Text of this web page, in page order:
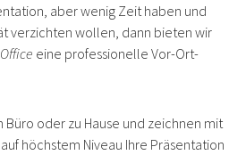
aber wenig Zeit haben und
verzichten wollen, dann bieten wir
eine professionelle Vor-Ort-
Büro oder zu Hause und zeichnen mit
höchstem Niveau Ihre Präsentation